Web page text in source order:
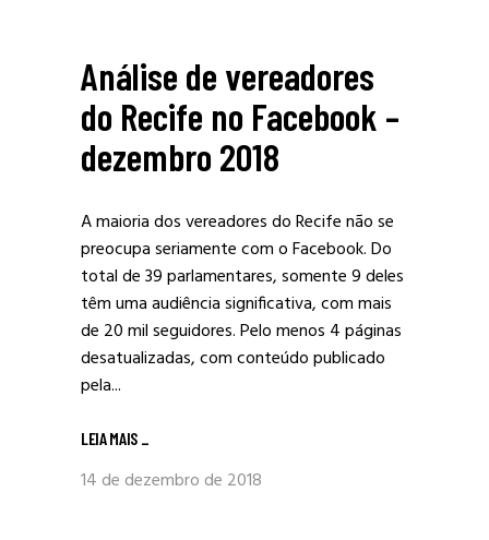
Análise de vereadores
do Recife no Facebook –
dezembro 2018
A maioria dos vereadores do Recife não se
preocupa seriamente com o Facebook. Do
total de 39 parlamentares, somente 9 deles
têm uma audiência significativa, com mais
de 20 mil seguidores. Pelo menos 4 páginas
desatualizadas, com conteúdo publicado
pela...
LEIA MAIS _
14 de dezembro de 2018